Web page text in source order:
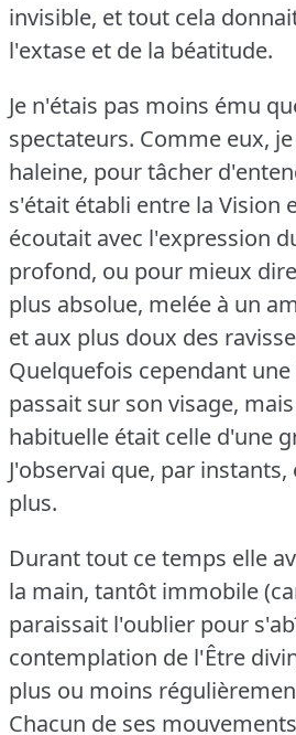
invisible, et tout cela
l'extase et de la béatitude.
Je n'étais pas moins ému
spectateurs. Comme eux,
haleine, pour tâcher
s'était établi entre la Vision
écoutait avec l'expression
profond, ou pour mieux
plus absolue, melée à un
et aux plus doux des
Quelquefois cependant
passait sur son visage,
habituelle était celle d'une
J'observai que, par
plus.
Durant tout ce temps elle
la main, tantôt immobile
paraissait l'oublier pour
contemplation de l'Être
plus ou moins
Chacun de ses